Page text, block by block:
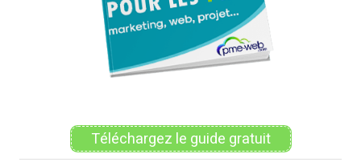
Téléchargez le guide gratuit